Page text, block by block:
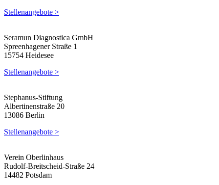
Stellenangebote >
Seramun Diagnostica GmbH
Spreenhagener Straße 1
15754 Heidesee
Stellenangebote >
Stephanus-Stiftung
Albertinenstraße 20
13086 Berlin
Stellenangebote >
Verein Oberlinhaus
Rudolf-Breitscheid-Straße 24
14482 Potsdam